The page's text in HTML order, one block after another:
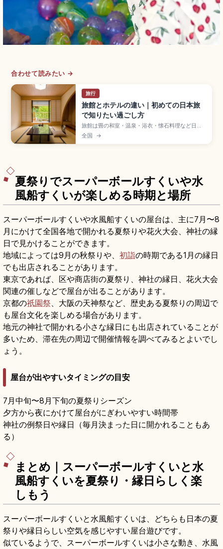
合わせて読みたい →
旅行
旅館とホテルの違い｜初めての日本旅
で知りたい過ごし方
旅館は畳の和室・温泉・浴衣・懐石料理など日本
らしい滞在体験を重視する宿泊形態で、ホテルは
立地と客室タイプの選択肢が幅広く自由度が高
全国 →
夏祭りでスーパーボールすくいや水
風船すくいが楽しめる時期と場所
スーパーボールすくいや水風船すくいの屋台は、主に7月〜8
月にかけて全国各地で開かれる夏祭りや花火大会、神社の縁
日で見かけることができます。
地域によっては9月の秋祭りや、 初詣の時期である1月の縁日
でも出店されることがあります。
東京であれば、区や商店街の夏祭り、神社の縁日、花火大会
関連の催しなどで屋台が出ることがあります。
京都の祇園祭、大阪の天神祭など、歴史ある夏祭りの周辺で
も屋台文化を楽しめる場合があります。
地元の神社で開かれる小さな縁日にも出店されていることが
多いため、滞在先の周辺で開催情報を調べてみるとよいでし
ょう。
屋台が出やすいタイミングの目安
7月中旬〜8月下旬の夏祭りシーズン
夕方から夜にかけて屋台がにぎわいやすい時間帯
神社の例祭日や縁日（毎月決まった日に開かれることもあ
る）
まとめ｜スーパーボールすくいと水
風船すくいを夏祭り・縁日らしく楽
しもう
スーパーボールすくいと水風船すくいは、どちらも日本の夏
祭りや縁日らしい空気を感じやすい屋台遊びです。
似ているようで、スーパーボールすくいは小さな動き、水風